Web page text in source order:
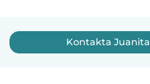
Kontakta Juanita